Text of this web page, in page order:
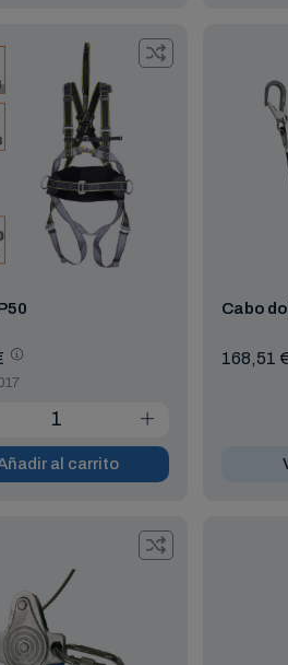
al carrito
Cabo
168,51 €